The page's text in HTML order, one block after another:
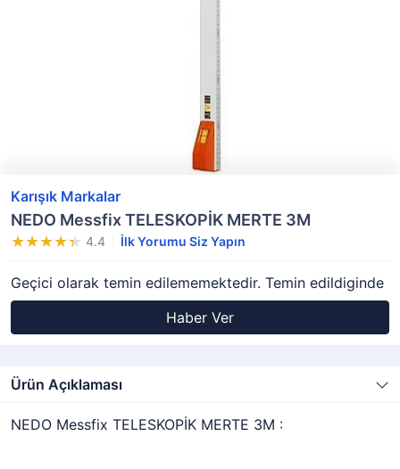
Karışık Markalar
NEDO Messfix TELESKOPİK MERTE 3M
4.4 İlk Yorumu Siz Yapın
Geçici olarak temin edilememektedir. Temin edildiginde
Haber Ver
Ürün Açıklaması
NEDO Messfix TELESKOPİK MERTE 3M :